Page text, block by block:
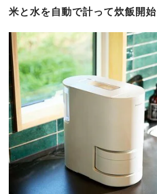
米と水を自動で計って炊飯開始